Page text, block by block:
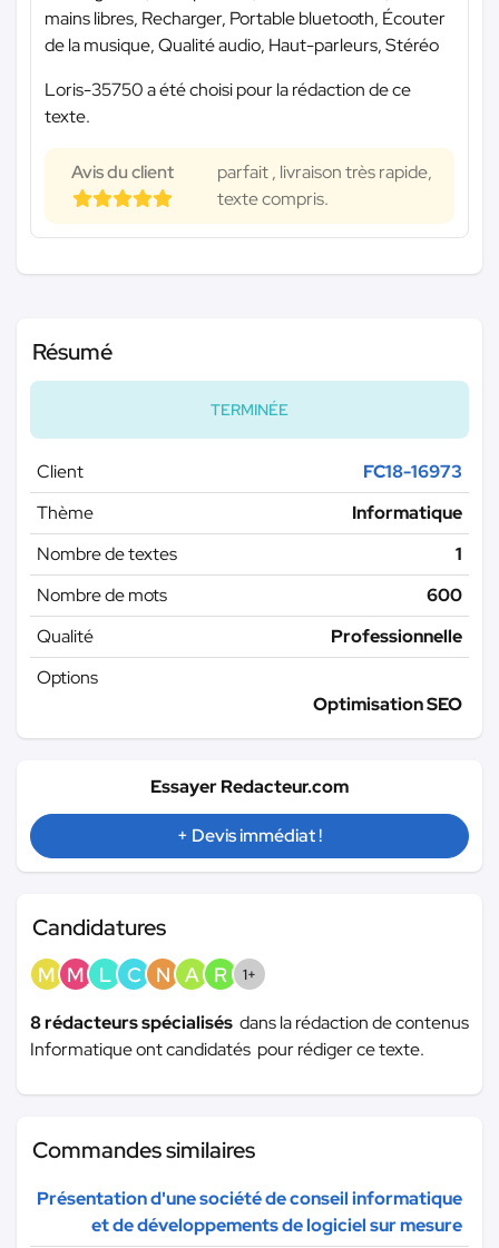
mains libres, Recharger, Portable bluetooth, Écouter
de la musique, Qualité audio, Haut-parleurs, Stéréo
Loris-35750 a été choisi pour la rédaction de ce
texte.
Avis du client
parfait , livraison très rapide,
texte compris.
Résumé
TERMINÉE
Client
FC18-16973
Thème
Informatique
Nombre de textes
1
Nombre de mots
600
Qualité
Professionnelle
Options
Optimisation SEO
Essayer Redacteur.com
+ Devis immédiat !
Candidatures
M M L C N A R 1+
8 rédacteurs spécialisés dans la rédaction de contenus
Informatique ont candidatés pour rédiger ce texte.
Commandes similaires
Présentation d'une société de conseil informatique
et de développements de logiciel sur mesure